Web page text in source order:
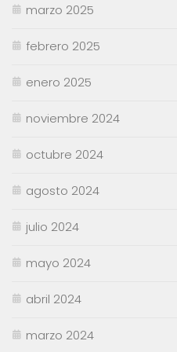
marzo 2025
febrero 2025
enero 2025
noviembre 2024
octubre 2024
agosto 2024
julio 2024
mayo 2024
abril 2024
marzo 2024